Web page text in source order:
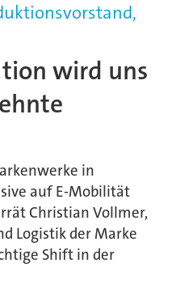
wird uns
in
auf E-Mobilität
Christian Vollmer,
Logistik der Marke
Shift in der